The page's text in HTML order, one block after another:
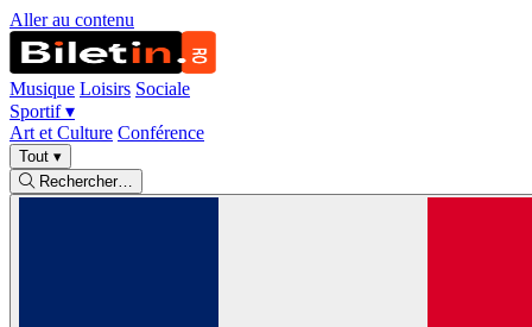
Aller au contenu
Musique Loisirs Sociale
Sportif▾
Art et Culture Conférence
Tout ▾
Rechercher…